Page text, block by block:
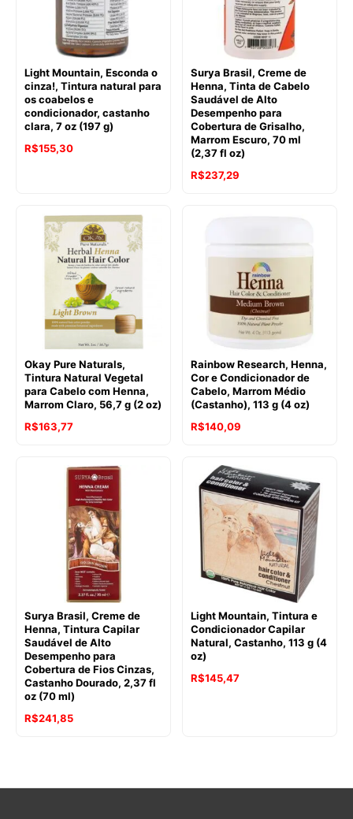
Light Mountain, Esconda o
cinza!, Tintura natural para
os coabelos e
condicionador, castanho
clara, 7 oz (197 g)
R$155,30
Surya Brasil, Creme de
Henna, Tinta de Cabelo
Saudável de Alto
Desempenho para
Cobertura de Grisalho,
Marrom Escuro, 70 ml
(2,37 fl oz)
R$237,29
Okay Pure Naturals,
Tintura Natural Vegetal
para Cabelo com Henna,
Marrom Claro, 56,7 g (2 oz)
R$163,77
Rainbow Research, Henna,
Cor e Condicionador de
Cabelo, Marrom Médio
(Castanho), 113 g (4 oz)
R$140,09
Surya Brasil, Creme de
Henna, Tintura Capilar
Saudável de Alto
Desempenho para
Cobertura de Fios Cinzas,
Castanho Dourado, 2,37 fl
oz (70 ml)
R$241,85
Light Mountain, Tintura e
Condicionador Capilar
Natural, Castanho, 113 g (4
oz)
R$145,47